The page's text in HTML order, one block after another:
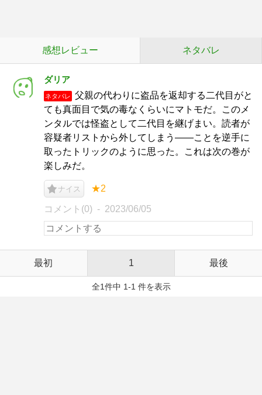
感想レビュー ネタバレ
ダリア
ネタバレ
父親の代わりに盗品を返却する二代目がと
ても真面目で気の毒なくらいにマトモだ。このメ
ンタルでは怪盗として二代目を継げまい。読者が
容疑者リストから外してしまう――ことを逆手に
取ったトリックのように思った。これは次の巻が
楽しみだ。
ナイス ★2
コメント(0) 2023/06/05
最初 1 最後
全1件中 1-1 件を表示